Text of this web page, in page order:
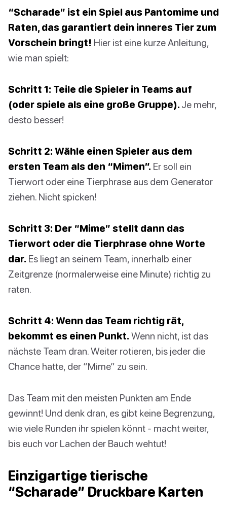
“Scharade” ist ein Spiel aus Pantomime und
Raten, das garantiert dein inneres Tier zum
Vorschein bringt! Hier ist eine kurze Anleitung,
wie man spielt:
Schritt 1: Teile die Spieler in Teams auf
(oder spiele als eine große Gruppe). Je mehr,
desto besser!
Schritt 2: Wähle einen Spieler aus dem
ersten Team als den “Mimen”. Er soll ein
Tierwort oder eine Tierphrase aus dem Generator
ziehen. Nicht spicken!
Schritt 3: Der “Mime” stellt dann das
Tierwort oder die Tierphrase ohne Worte
dar. Es liegt an seinem Team, innerhalb einer
Zeitgrenze (normalerweise eine Minute) richtig zu
raten.
Schritt 4: Wenn das Team richtig rät,
bekommt es einen Punkt. Wenn nicht, ist das
nächste Team dran. Weiter rotieren, bis jeder die
Chance hatte, der “Mime” zu sein.
Das Team mit den meisten Punkten am Ende
gewinnt! Und denk dran, es gibt keine Begrenzung,
wie viele Runden ihr spielen könnt - macht weiter,
bis euch vor Lachen der Bauch wehtut!
Einzigartige tierische
“Scharade” Druckbare Karten